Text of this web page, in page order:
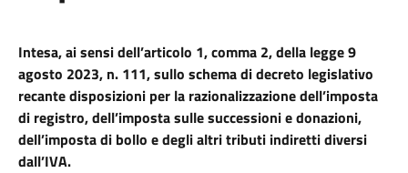
Intesa, ai sensi dell’articolo 1, comma 2, della legge 9
agosto 2023, n. 111, sullo schema di decreto legislativo
recante disposizioni per la razionalizzazione dell’imposta
di registro, dell’imposta sulle successioni e donazioni,
dell’imposta di bollo e degli altri tributi indiretti diversi
dall’IVA.